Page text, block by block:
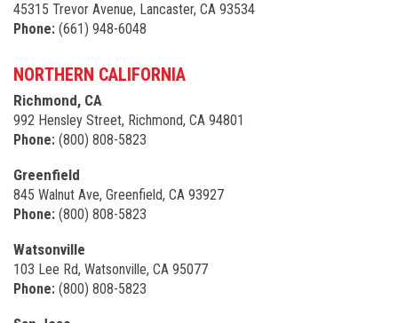
45315 Trevor Avenue, Lancaster, CA 93534
Phone: (661) 948-6048
NORTHERN CALIFORNIA
Richmond, CA
992 Hensley Street, Richmond, CA 94801
Phone: (800) 808-5823
Greenfield
845 Walnut Ave, Greenfield, CA 93927
Phone: (800) 808-5823
Watsonville
103 Lee Rd, Watsonville, CA 95077
Phone: (800) 808-5823